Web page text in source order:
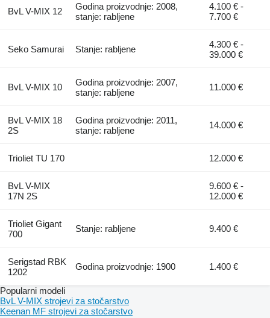
BvL V-MIX 12
Godina proizvodnje: 2008,
stanje: rabljene
4.100 € -
7.700 €
Seko Samurai Stanje: rabljene
4.300 € -
39.000 €
BvL V-MIX 10
Godina proizvodnje: 2007,
stanje: rabljene
11.000 €
BvL V-MIX 18
2S
Godina proizvodnje: 2011,
stanje: rabljene
14.000 €
Trioliet TU 170 12.000 €
BvL V-MIX
17N 2S
9.600 € -
12.000 €
Trioliet Gigant
700
Stanje: rabljene 9.400 €
Serigstad RBK
1202
Godina proizvodnje: 1900 1.400 €
Popularni modeli
BvL V-MIX strojevi za stočarstvo
Keenan MF strojevi za stočarstvo